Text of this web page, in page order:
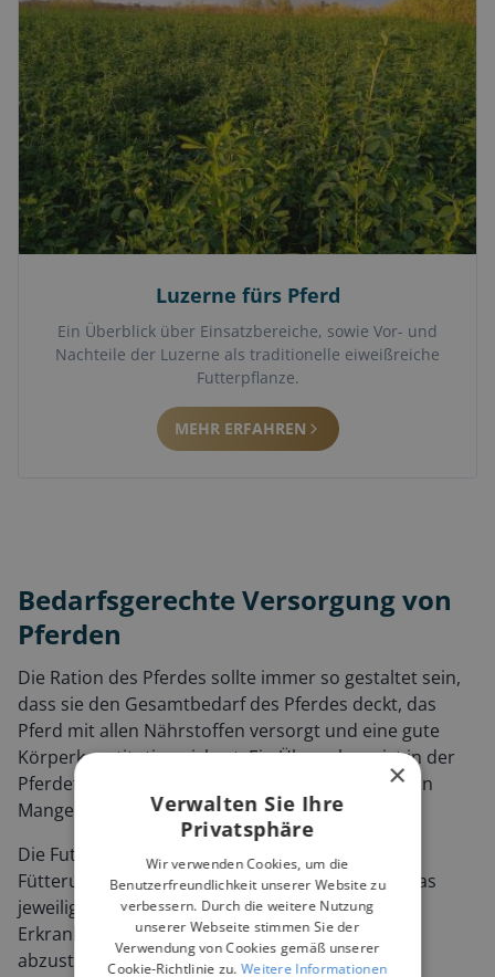
Luzerne fürs Pferd
Ein Überblick über Einsatzbereiche, sowie Vor- und
Nachteile der Luzerne als traditionelle eiweißreiche
Futterpflanze.
MEHR ERFAHREN
Bedarfsgerechte Versorgung von
Pferden
Die Ration des Pferdes sollte immer so gestaltet sein,
dass sie den Gesamtbedarf des Pferdes deckt, das
Pferd mit allen Nährstoffen versorgt und eine gute
Körperkonstitution sichert. Ein Überschuss ist in der
Pferdefütterung ebenso negativ zu werten wie ein
Mangel.
Die Futtermenge, -qualität und -hygiene, die
Fütterungsfrequenz und die Futterart sind auf das
jeweilige Pferd (die Arbeitsleistung, mögliche
Erkrankungen, Gewicht, Rasse, Alter etc.)
abzustimmen.
×
Verwalten Sie Ihre
Privatsphäre
Wir verwenden Cookies, um die
Benutzerfreundlichkeit unserer Website zu
verbessern. Durch die weitere Nutzung
unserer Webseite stimmen Sie der
Verwendung von Cookies gemäß unserer
Cookie-Richtlinie zu.Weitere Informationen